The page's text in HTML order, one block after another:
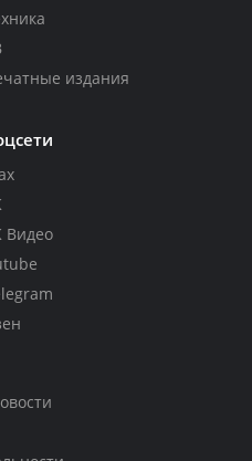
издания
Видео